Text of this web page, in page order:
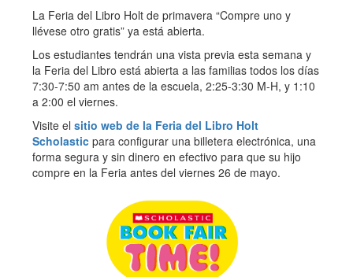
La Feria del Libro Holt de primavera “Compre uno y
llévese otro gratis” ya está abierta.
Los estudiantes tendrán una vista previa esta semana y
la Feria del Libro está abierta a las familias todos los días
7:30-7:50 am antes de la escuela, 2:25-3:30 M-H, y 1:10
a 2:00 el viernes.
Visite el sitio web de la Feria del Libro Holt
Scholastic para configurar una billetera electrónica, una
forma segura y sin dinero en efectivo para que su hijo
compre en la Feria antes del viernes 26 de mayo.